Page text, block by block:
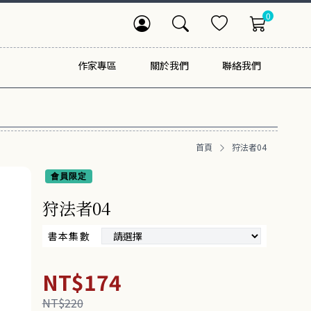
0
作家專區 關於我們 聯絡我們
首頁 狩法者04
會員限定
狩法者04
書本集數
NT$174
NT$220